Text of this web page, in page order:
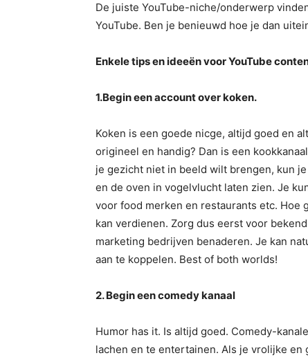
De juiste YouTube-niche/onderwerp
YouTube. Ben je benieuwd hoe je dan
Enkele tips en ideeën voor YouTube
1.Begin een account over koken.
Koken is een goede nicge, altijd goed en
origineel en handig? Dan is een
je gezicht niet in beeld wilt brengen, kun
en de oven in vogelvlucht laten zien. Je
voor food merken en restaurants etc. Hoe
kan verdienen. Zorg dus eerst voor
marketing bedrijven benaderen. Je kan
aan te koppelen. Best of both worlds!
2. Begin een comedy kanaal
Humor has it. Is altijd goed. Comedy-
lachen en te entertainen. Als je vrolijke en